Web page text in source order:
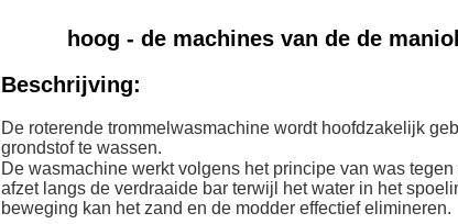
hoog - de machines van de de
Beschrijving:
De roterende trommelwasmachine wordt hoofdzakelijk
grondstof te wassen.
De wasmachine werkt volgens het principe van was
afzet langs de verdraaide bar terwijl het water in het
beweging kan het zand en de modder effectief elimineren.